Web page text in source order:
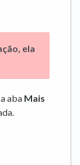
ela
aba Mais